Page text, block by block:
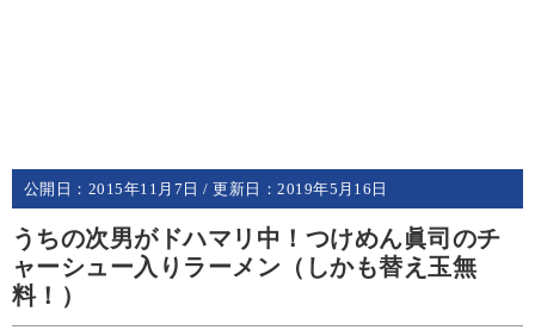
公開日： 2015年11月7日 / 更新日：2019年5月16日
うちの次男がドハマリ中！つけめん眞司のチ
ャーシュー入りラーメン（しかも替え玉無
料！）